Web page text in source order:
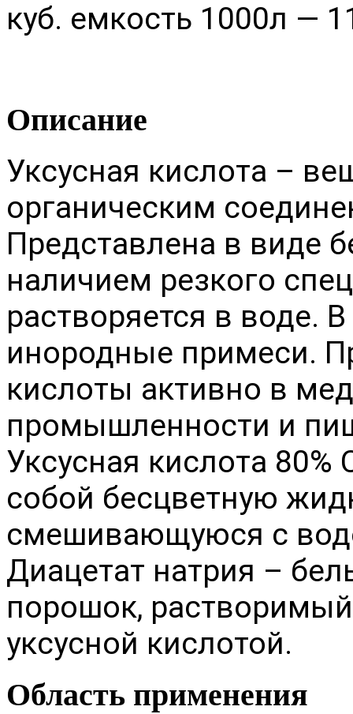
куб. емкость 1000л —
Описание
Уксусная кислота –
органическим
Представлена в виде
наличием резкого
растворяется в воде.
инородные примеси.
кислоты активно в
промышленности и
Уксусная кислота
собой бесцветную
смешивающуюся с
Диацетат натрия –
порошок,
уксусной кислотой.
Область применения